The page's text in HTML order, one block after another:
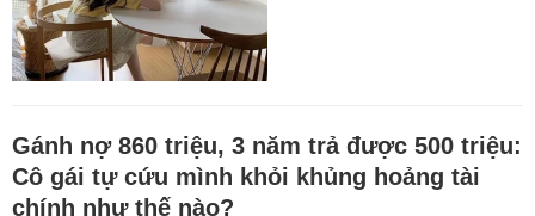
Gánh nợ 860 triệu, 3 năm trả được 500 triệu:
Cô gái tự cứu mình khỏi khủng hoảng tài
chính như thế nào?